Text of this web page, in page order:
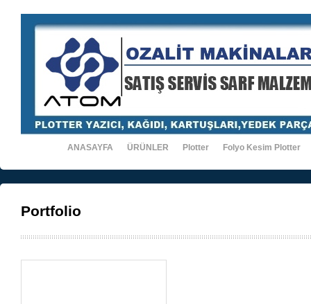
ANASAYFA ÜRÜNLER Plotter Folyo Kesim Plotter
Portfolio